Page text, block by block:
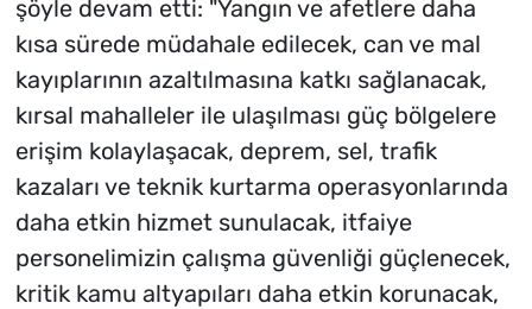
şöyle devam etti: "Yangın ve afetlere daha
kısa sürede müdahale edilecek, can ve mal
kayıplarının azaltılmasına katkı sağlanacak,
kırsal mahalleler ile ulaşılması güç bölgelere
erişim kolaylaşacak, deprem, sel, trafik
kazaları ve teknik kurtarma operasyonlarında
daha etkin hizmet sunulacak, itfaiye
personelimizin çalışma güvenliği güçlenecek,
kritik kamu altyapıları daha etkin korunacak,